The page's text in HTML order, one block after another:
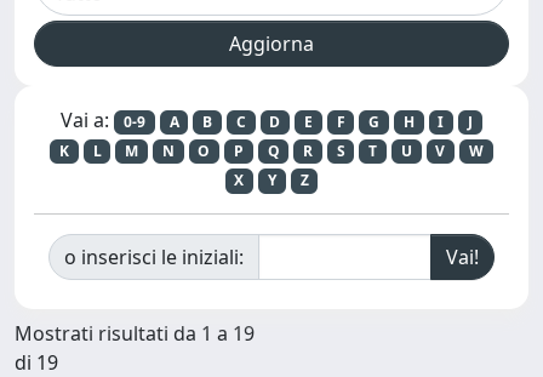
Vai a: 0-9 A B C D E F G H I
J
K
L M N O P Q R S T U V
W
X
Y Z
o inserisci le iniziali:
Mostrati risultati da 1 a 19
di 19